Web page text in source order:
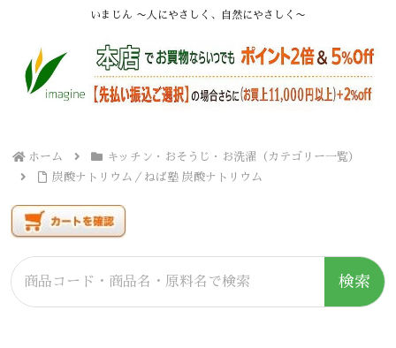
いまじん 〜人にやさしく、自然にやさしく〜
ホーム
キッチン・おそうじ・お洗濯（カテゴリー一覧）
炭酸ナトリウム／ねば塾 炭酸ナトリウム
検索